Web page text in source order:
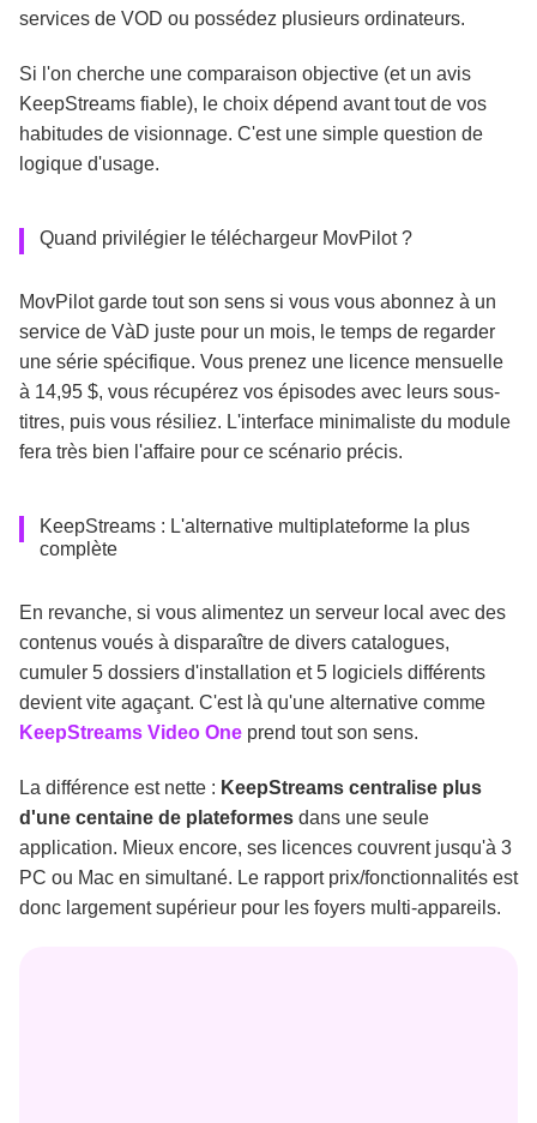
services de VOD ou possédez plusieurs ordinateurs.
Si l'on cherche une comparaison objective (et un avis
KeepStreams fiable), le choix dépend avant tout de vos
habitudes de visionnage. C'est une simple question de
logique d'usage.
Quand privilégier le téléchargeur MovPilot ?
MovPilot garde tout son sens si vous vous abonnez à un
service de VàD juste pour un mois, le temps de regarder
une série spécifique. Vous prenez une licence mensuelle
à 14,95 $, vous récupérez vos épisodes avec leurs sous-
titres, puis vous résiliez. L'interface minimaliste du module
fera très bien l'affaire pour ce scénario précis.
KeepStreams : L'alternative multiplateforme la plus
complète
En revanche, si vous alimentez un serveur local avec des
contenus voués à disparaître de divers catalogues,
cumuler 5 dossiers d'installation et 5 logiciels différents
devient vite agaçant. C'est là qu'une alternative comme
KeepStreams Video One prend tout son sens.
La différence est nette : KeepStreams centralise plus
d'une centaine de plateformes dans une seule
application. Mieux encore, ses licences couvrent jusqu'à 3
PC ou Mac en simultané. Le rapport prix/fonctionnalités est
donc largement supérieur pour les foyers multi-appareils.